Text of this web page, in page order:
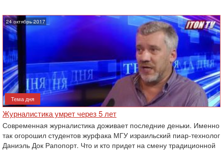
24 октябрь 2017
Тема дня
Журналистика умрет через 5 лет
Современная журналистика доживает последние деньки. Именно
так огорошил студентов журфака МГУ израильский пиар-технолог
Даниэль Док Рапопорт. Что и кто придет на смену традиционной